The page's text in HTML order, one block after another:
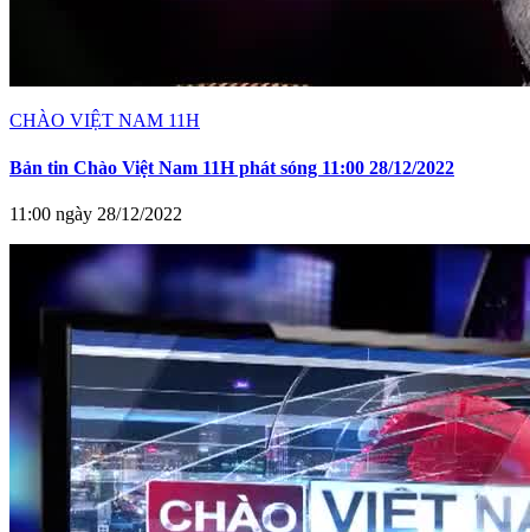
CHÀO VIỆT NAM 11H
Bản tin Chào Việt Nam 11H phát sóng 11:00 28/12/2022
11:00 ngày 28/12/2022